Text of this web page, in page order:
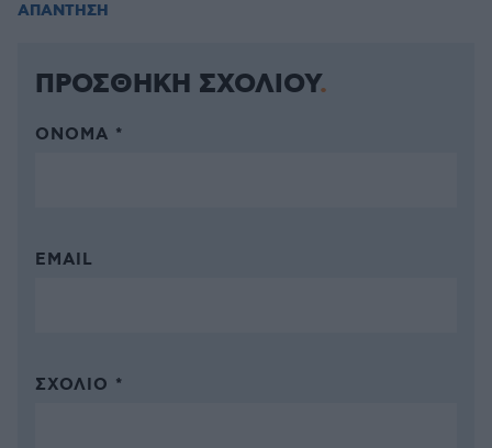
ΑΠΑΝΤΗΣΗ
ΠΡΟΣΘΗΚΗ ΣΧΟΛΙΟΥ
ΌΝΟΜΑ *
EMAIL
ΣΧΌΛΙΟ *